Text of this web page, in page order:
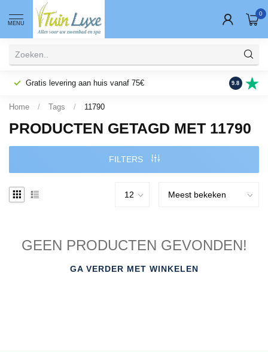
MENU
0
Gratis levering aan huis vanaf 75€ Fysieke
9.8
Home / Tags / 11790
PRODUCTEN GETAGD MET 11790
FILTERS
GEEN PRODUCTEN GEVONDEN!
GA VERDER MET WINKELEN